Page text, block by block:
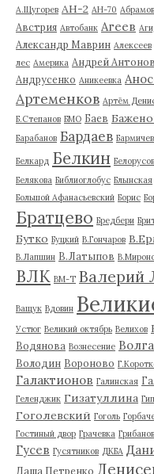
А.Щугорев АН-2 АН-70 Абрамов
Австрия Автобанк Агеев
Александр Маврин Алексеев
лес Америка Андрей Антонов
Андрусенко Аникеевка
Артеменков Артём
Б.Степанов БМО Баев
Барабанов Бардаев
Белкард Белкин Белорусов
Белякова Библиоглобус Блынская
Большой Афанасьевский Борис
Братцево Бредбери
Бутко Буцкий В.Гончаров
В.Лапшин В.Латыпов
ВЛК ВМ-Т Валерий
Ващук Вдовин
Устюг Великий октябрь Велихов
Водянова Вознесение Волга
Володин Вороново
Галактионов Галинская
Геленджик Гизатуллина
Гоголевский Гоголь
Гостиный двор Грачевка
Гусев Гусятников ДКБА
Даша Петренко